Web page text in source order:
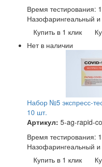
Время тестирования:
Назофарингеальный
Купить в 1 клик
Нет в наличии
Набор №5 экспресс-
10 шт.
Артикул: 5-ag-rapid-
Время тестирования:
Назофарингеальный
Купить в 1 клик